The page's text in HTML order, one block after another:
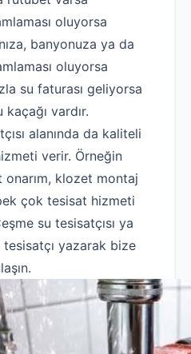
oluyorsa
banyonuza ya da
oluyorsa
su faturası geliyorsa
vardır.
alanında da kaliteli
verir. Örneğin
klozet montaj
çok tesisat hizmeti
su tesisatçısı ya
yazarak bize